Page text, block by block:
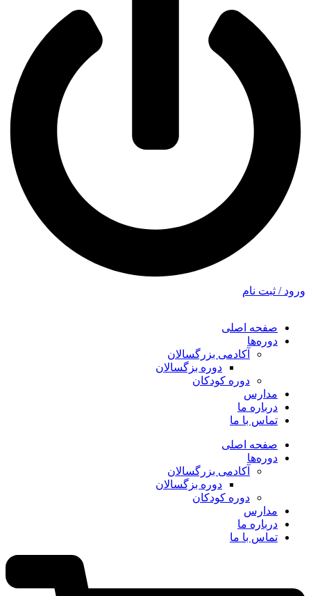
ورود / ثبت نام
صفحه اصلی
دوره‌ها
آکادمی بزرگسالان
دوره بزگسالان
دوره کودکان
مدارس
درباره ما
تماس با ما
صفحه اصلی
دوره‌ها
آکادمی بزرگسالان
دوره بزگسالان
دوره کودکان
مدارس
درباره ما
تماس با ما